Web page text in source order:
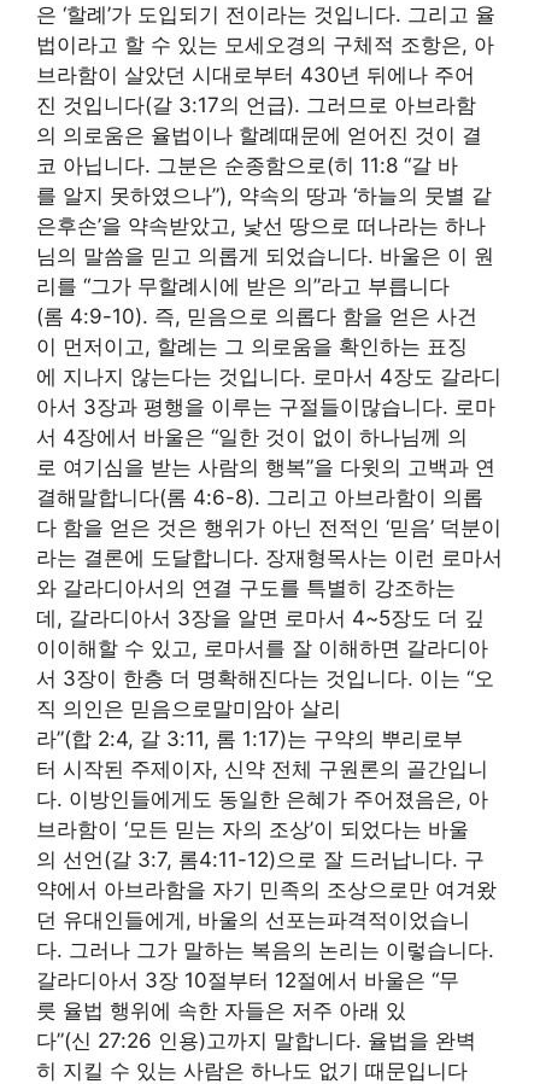
은 ‘할례’가 도입되기 전이라는 것입니다. 그리고 율
법이라고 할 수 있는 모세오경의 구체적 조항은, 아
브라함이 살았던 시대로부터 430년 뒤에나 주어
진 것입니다(갈 3:17의 언급). 그러므로 아브라함
의 의로움은 율법이나 할례때문에 얻어진 것이 결
코 아닙니다. 그분은 순종함으로(히 11:8 “갈 바
를 알지 못하였으나”), 약속의 땅과 ‘하늘의 뭇별 같
은후손’을 약속받았고, 낯선 땅으로 떠나라는 하나
님의 말씀을 믿고 의롭게 되었습니다. 바울은 이 원
리를 “그가 무할례시에 받은 의”라고 부릅니다
(롬 4:9-10). 즉, 믿음으로 의롭다 함을 얻은 사건
이 먼저이고, 할례는 그 의로움을 확인하는 표징
에 지나지 않는다는 것입니다. 로마서 4장도 갈라디
아서 3장과 평행을 이루는 구절들이많습니다. 로마
서 4장에서 바울은 “일한 것이 없이 하나님께 의
로 여기심을 받는 사람의 행복”을 다윗의 고백과 연
결해말합니다(롬 4:6-8). 그리고 아브라함이 의롭
다 함을 얻은 것은 행위가 아닌 전적인 ‘믿음’ 덕분이
라는 결론에 도달합니다. 장재형목사는 이런 로마서
와 갈라디아서의 연결 구도를 특별히 강조하는
데, 갈라디아서 3장을 알면 로마서 4~5장도 더 깊
이이해할 수 있고, 로마서를 잘 이해하면 갈라디아
서 3장이 한층 더 명확해진다는 것입니다. 이는 “오
직 의인은 믿음으로말미암아 살리
라”(합 2:4, 갈 3:11, 롬 1:17)는 구약의 뿌리로부
터 시작된 주제이자, 신약 전체 구원론의 골간입니
다. 이방인들에게도 동일한 은혜가 주어졌음은, 아
브라함이 ‘모든 믿는 자의 조상’이 되었다는 바울
의 선언(갈 3:7, 롬4:11-12)으로 잘 드러납니다. 구
약에서 아브라함을 자기 민족의 조상으로만 여겨왔
던 유대인들에게, 바울의 선포는파격적이었습니
다. 그러나 그가 말하는 복음의 논리는 이렇습니다.
갈라디아서 3장 10절부터 12절에서 바울은 “무
릇 율법 행위에 속한 자들은 저주 아래 있
다”(신 27:26 인용)고까지 말합니다. 율법을 완벽
히 지킬 수 있는 사람은 하나도 없기 때문입니다